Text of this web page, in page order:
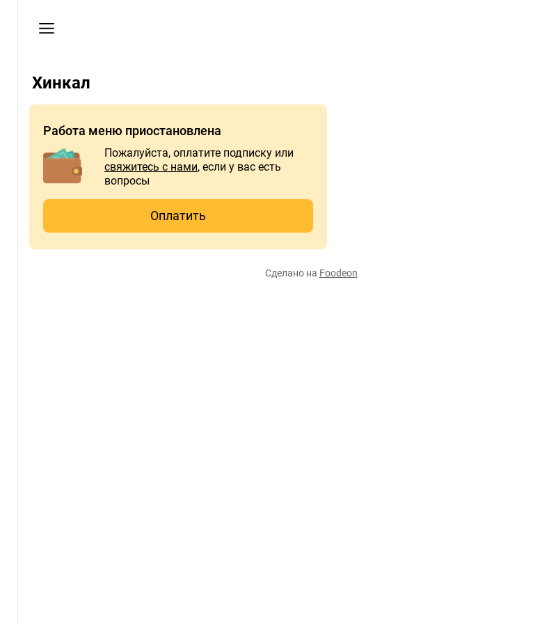
заказы
соглашение
Телефон
+79787016884
Хинкал
Работа меню приостановлена
Пожалуйста, оплатите подписку или
свяжитесь с нами, если у вас есть
вопросы
Оплатить
Сделано на Foodeon